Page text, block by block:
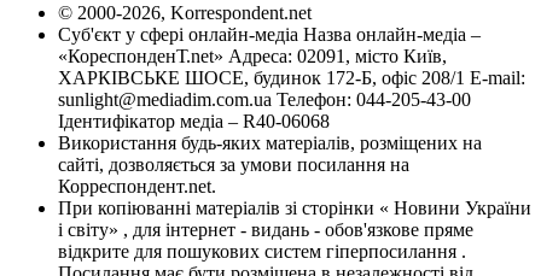
© 2000-2026, Korrespondent.net
Суб'єкт у сфері онлайн-медіа Назва онлайн-медіа –
«КореспонденТ.net» Адреса: 02091, місто Київ,
ХАРКІВСЬКЕ ШОСЕ, будинок 172-Б, офіс 208/1 E-mail:
sunlight@mediadim.com.ua Телефон: 044-205-43-00
Ідентифікатор медіа – R40-06068
Використання будь-яких матеріалів, розміщених на
сайті, дозволяється за умови посилання на
Корреспондент.net.
При копіюванні матеріалів зі сторінки « Новини України
і світу» , для інтернет - видань - обов'язкове пряме
відкрите для пошукових систем гіперпосилання .